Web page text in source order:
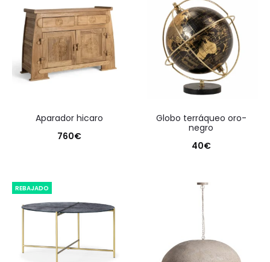
aparador hicaro
760€
globo terráqueo oro-
negro
40€
REBAJADO